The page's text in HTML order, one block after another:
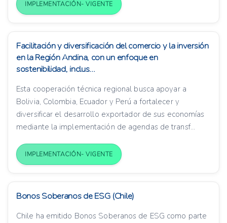
IMPLEMENTACIÓN- VIGENTE
Facilitación y diversificación del comercio y la inversión
en la Región Andina, con un enfoque en
sostenibilidad, inclus...
Esta cooperación técnica regional busca apoyar a
Bolivia, Colombia, Ecuador y Perú a fortalecer y
diversificar el desarrollo exportador de sus economías
mediante la implementación de agendas de transf...
IMPLEMENTACIÓN- VIGENTE
Bonos Soberanos de ESG (Chile)
Chile ha emitido Bonos Soberanos de ESG como parte